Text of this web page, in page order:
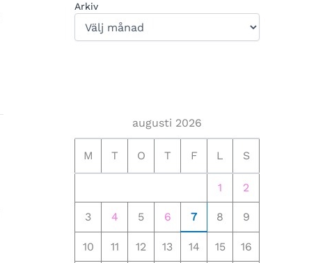
Arkiv
augusti 2026
M T O T F L S
1 2
3 4 5 6 7 8 9
10 11 12 13 14 15 16